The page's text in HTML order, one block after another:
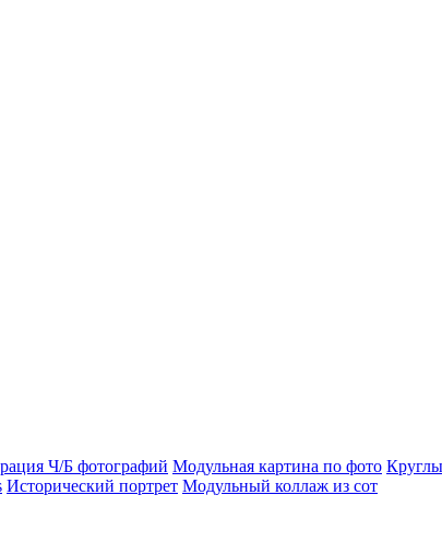
Ч/Б фотографий Модульная картина по фото
Исторический портрет Модульный коллаж из сот